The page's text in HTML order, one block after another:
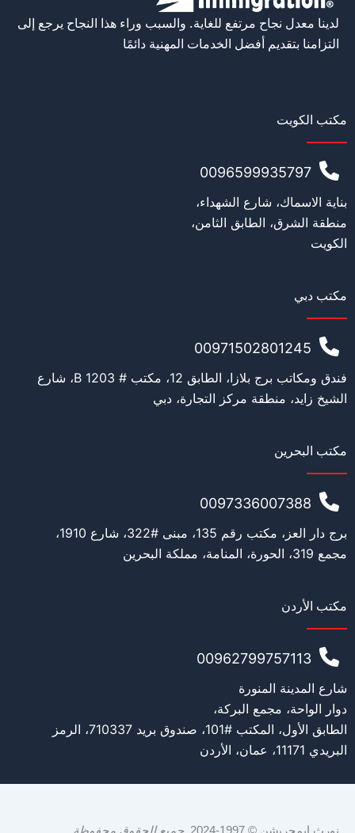
لدينا معدل نجاح مرتفع للغاية. والسبب وراء هذا النجاح يرجع إلى
التزامنا بتقديم أفضل الخدمات المهنية دائمًا
مكتب الكويت
0096599935797
بناية الاسماك، شارع الشهداء،
منطقة الشرق، الطابق الثامن،
الكويت
مكتب دبي
00971502801245
فندق ومكاتب برج بلازا، الطابق 12، مكتب # 1203 B، شارع
الشيخ زايد، منطقة مركز التجارة، دبي
مكتب البحرين
0097336007388
برج دار العز، مكتب رقم 135، مبنى #322، شارع 1910،
مجمع 319، الحورة، المنامة، مملكة البحرين
مكتب الأردن
00962799757113
شارع المدينة المنورة
دوار الواحة، مجمع البركة،
الطابق الأول، المكتب #101، صندوق بريد 710337، الرمز
البريدي 11171، عمان، الأردن
نورث ايمجريشن © 1997-2024. جميع الحقوق محفوظة